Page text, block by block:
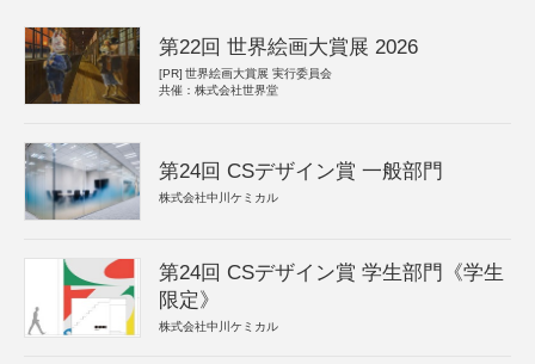
第22回 世界絵画大賞展 2026
[PR] 世界絵画大賞展 実行委員会
共催：株式会社世界堂
第24回 CSデザイン賞 一般部門
株式会社中川ケミカル
第24回 CSデザイン賞 学生部門《学生
限定》
株式会社中川ケミカル